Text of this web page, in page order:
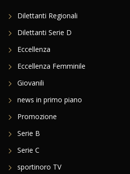
Dilettanti Regionali
Dilettanti Serie D
Eccellenza
Eccellenza Femminile
Giovanili
news in primo piano
Promozione
Serie B
Serie C
sportinoro TV